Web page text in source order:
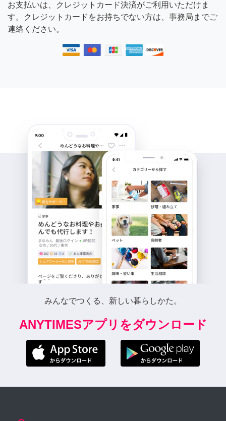
お支払いは、クレジットカード決済がご利用いただけま
す。クレジットカードをお持ちでない方は、事務局までご
連絡ください。
みんなでつくる、新しい暮らしかた。
ANYTIMESアプリをダウンロード